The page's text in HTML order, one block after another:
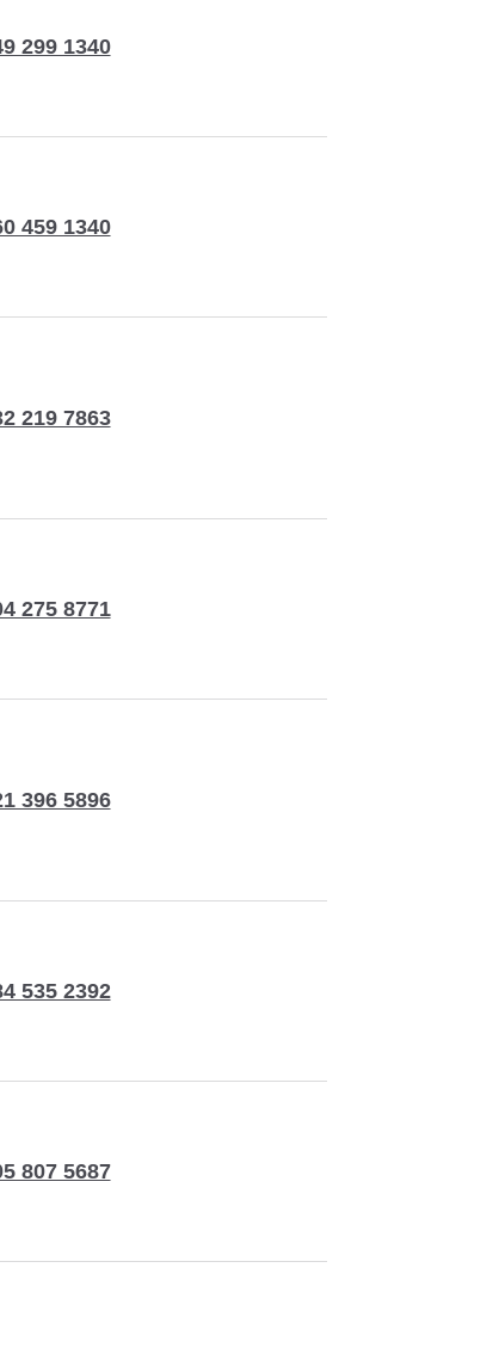
299 1340
459 1340
219 7863
275 8771
396 5896
535 2392
807 5687